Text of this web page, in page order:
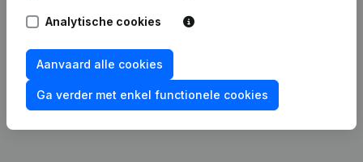
18-08-2022
Rubriek Oprichting (Nieuwe
Rechtspersoon, Opening Bijkantoor,
enz...)
Analytische cookies
Aanvaard alle cookies
Ga verder met enkel functionele cookies